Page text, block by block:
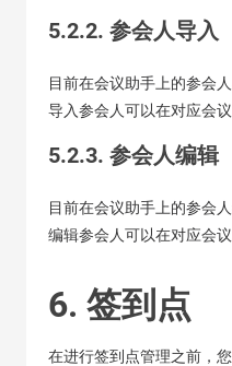
5.2.2. 参会人导入
目前在会议助手上的参会
导入参会人可以在对应会
5.2.3. 参会人编辑
目前在会议助手上的参会
编辑参会人可以在对应会
6. 签到点
在进行签到点管理之前，